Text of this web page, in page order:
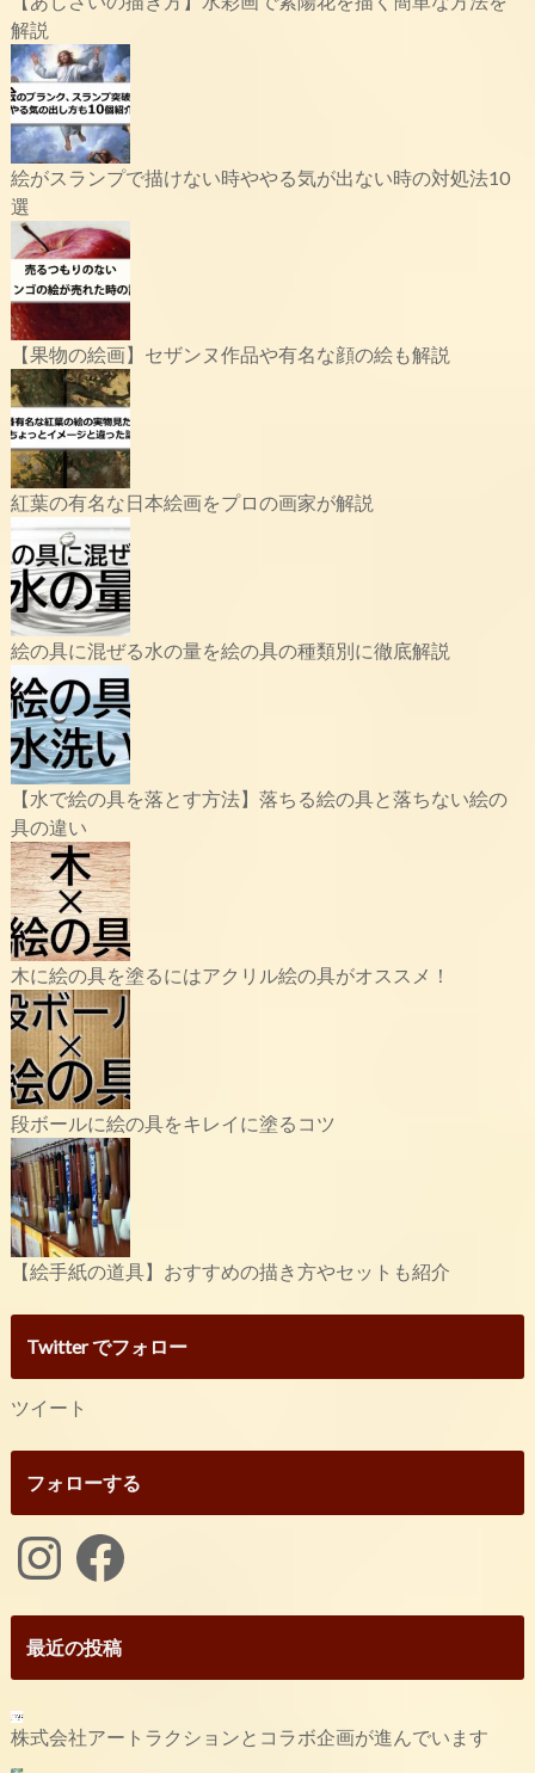
解説
絵がスランプで描けない時ややる気が出ない時の対処法10
選
【果物の絵画】セザンヌ作品や有名な顔の絵も解説
紅葉の有名な日本絵画をプロの画家が解説
絵の具に混ぜる水の量を絵の具の種類別に徹底解説
【水で絵の具を落とす方法】落ちる絵の具と落ちない絵の
具の違い
木に絵の具を塗るにはアクリル絵の具がオススメ！
段ボールに絵の具をキレイに塗るコツ
【絵手紙の道具】おすすめの描き方やセットも紹介
Twitter でフォロー
ツイート
フォローする
InstagramFacebook
最近の投稿
株式会社アートラクションとコラボ企画が進んでいます